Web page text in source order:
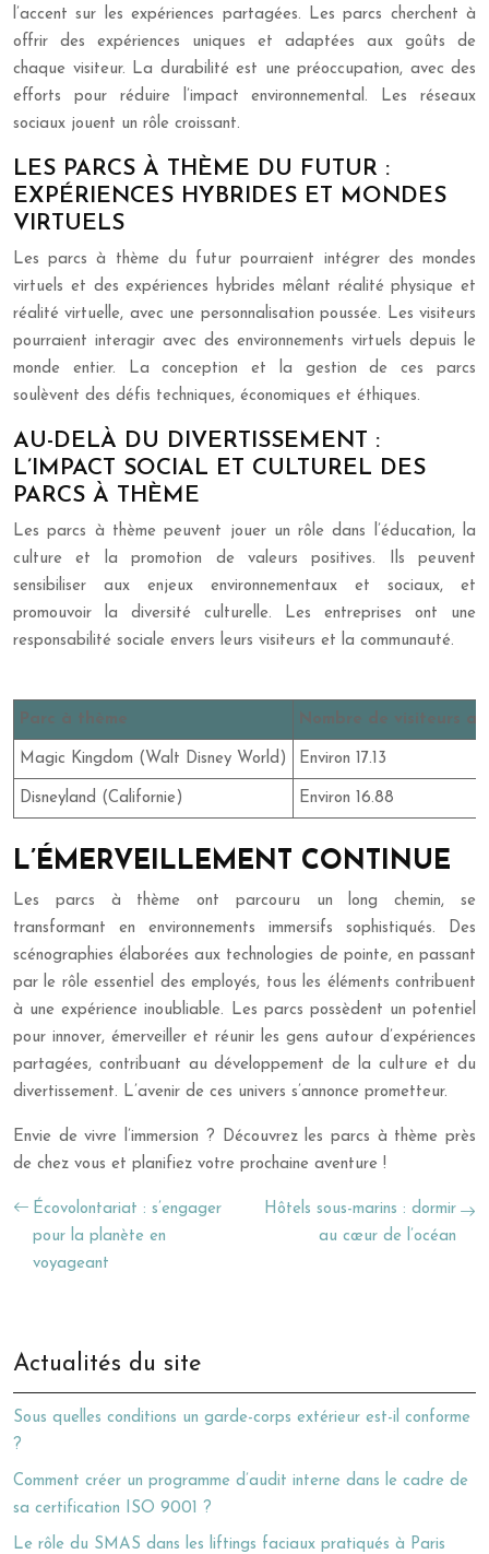
l’accent sur les expériences partagées. Les parcs cherchent à
offrir des expériences uniques et adaptées aux goûts de
chaque visiteur. La durabilité est une préoccupation, avec des
efforts pour réduire l’impact environnemental. Les réseaux
sociaux jouent un rôle croissant.
LES PARCS À THÈME DU FUTUR :
EXPÉRIENCES HYBRIDES ET MONDES
VIRTUELS
Les parcs à thème du futur pourraient intégrer des mondes
virtuels et des expériences hybrides mêlant réalité physique et
réalité virtuelle, avec une personnalisation poussée. Les visiteurs
pourraient interagir avec des environnements virtuels depuis le
monde entier. La conception et la gestion de ces parcs
soulèvent des défis techniques, économiques et éthiques.
AU-DELÀ DU DIVERTISSEMENT :
L’IMPACT SOCIAL ET CULTUREL DES
PARCS À THÈME
Les parcs à thème peuvent jouer un rôle dans l’éducation, la
culture et la promotion de valeurs positives. Ils peuvent
sensibiliser aux enjeux environnementaux et sociaux, et
promouvoir la diversité culturelle. Les entreprises ont une
responsabilité sociale envers leurs visiteurs et la communauté.
Nombre de visiteurs
Magic Kingdom (Walt Disney World) Environ 17.13
Disneyland (Californie) Environ 16.88
L’ÉMERVEILLEMENT CONTINUE
Les parcs à thème ont parcouru un long chemin, se
transformant en environnements immersifs sophistiqués. Des
scénographies élaborées aux technologies de pointe, en passant
par le rôle essentiel des employés, tous les éléments contribuent
à une expérience inoubliable. Les parcs possèdent un potentiel
pour innover, émerveiller et réunir les gens autour d’expériences
partagées, contribuant au développement de la culture et du
divertissement. L’avenir de ces univers s’annonce prometteur.
Envie de vivre l’immersion ? Découvrez les parcs à thème près
de chez vous et planifiez votre prochaine aventure !
Écovolontariat : s’engager
pour la planète en
voyageant
Hôtels sous-marins : dormir
au cœur de l’océan
Actualités du site
Sous quelles conditions un garde-corps extérieur est-il conforme
?
Comment créer un programme d’audit interne dans le cadre de
sa certification ISO 9001 ?
Le rôle du SMAS dans les liftings faciaux pratiqués à Paris